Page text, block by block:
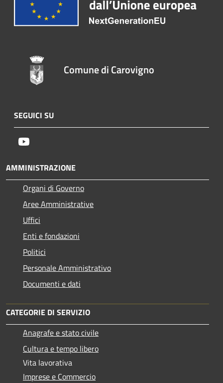
Comune di Carovigno
SEGUICI SU
AMMINISTRAZIONE
Organi di Governo
Aree Amministrative
Uffici
Enti e fondazioni
Politici
Personale Amministrativo
Documenti e dati
CATEGORIE DI SERVIZIO
Anagrafe e stato civile
Cultura e tempo libero
Vita lavorativa
Imprese e Commercio